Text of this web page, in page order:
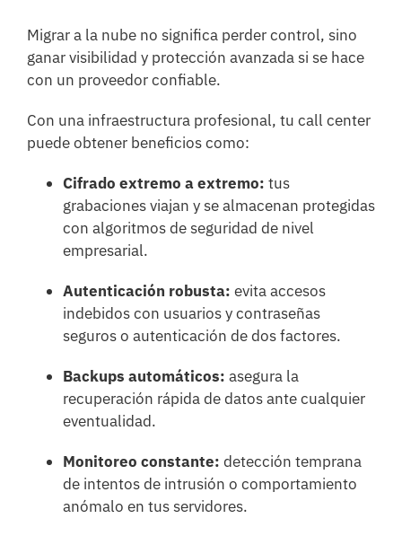
Migrar a la nube no significa perder control, sino
ganar visibilidad y protección avanzada si se hace
con un proveedor confiable.
Con una infraestructura profesional, tu call center
puede obtener beneficios como:
Cifrado extremo a extremo: tus
grabaciones viajan y se almacenan protegidas
con algoritmos de seguridad de nivel
empresarial.
Autenticación robusta: evita accesos
indebidos con usuarios y contraseñas
seguros o autenticación de dos factores.
Backups automáticos: asegura la
recuperación rápida de datos ante cualquier
eventualidad.
Monitoreo constante: detección temprana
de intentos de intrusión o comportamiento
anómalo en tus servidores.